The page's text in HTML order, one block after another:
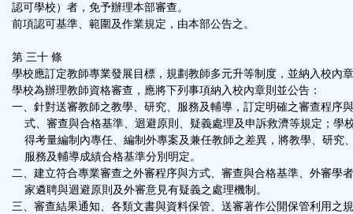
認可學校）者，免予辦理本部審查。
前項認可基準、範圍及作業規定，由本部公告之。
第 三十 條
學校應訂定教師專業發展目標，規劃教師多元升等制度，並納入校內
學校為辦理教師資格審查，應將下列事項納入校內章則並公告：
一、針對送審教師之教學、研究、服務及輔導，訂定明確之審查程序
式、審查與合格基準、迴避原則、疑義處理及申訴救濟等規定；學
得考量編制內專任、編制外專案及兼任教師之差異，將教學、研究
服務及輔導成績合格基準分別明定。
二、建立符合專業審查之外審程序與方式、審查與合格基準、外審學
家遴聘與迴避原則及外審意見有疑義之處理機制。
三、審查結果通知、各類文書與資料保管、送審著作公開保管利用之